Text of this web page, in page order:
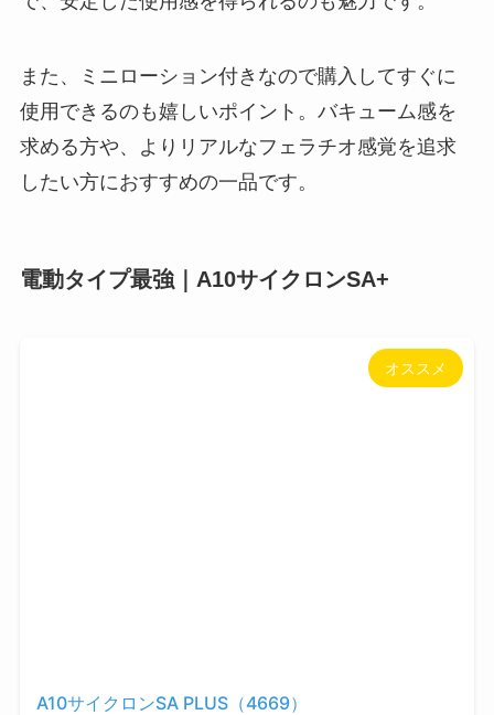
また、ミニローション付きなので購入してすぐに
使用できるのも嬉しいポイント。バキューム感を
求める方や、よりリアルなフェラチオ感覚を追求
したい方におすすめの一品です。
電動タイプ最強｜A10サイクロンSA+
オススメ
A10サイクロンSA PLUS（4669）